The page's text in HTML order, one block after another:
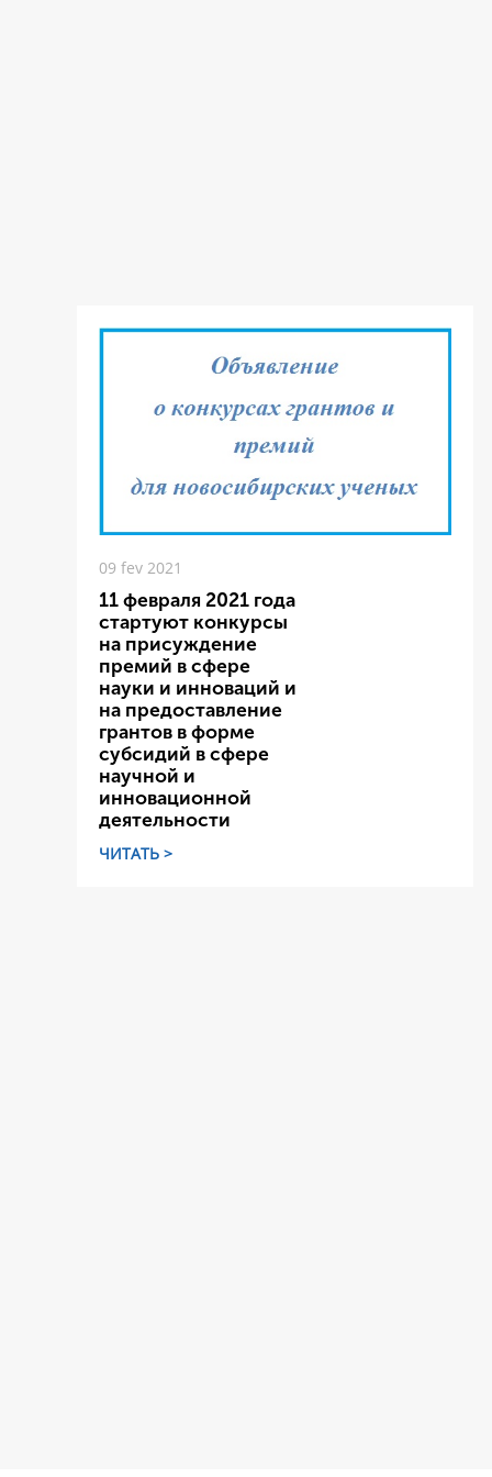
09 fev 2021
11 февраля 2021 года
стартуют конкурсы
на присуждение
премий в сфере
науки и инноваций и
на предоставление
грантов в форме
субсидий в сфере
научной и
инновационной
деятельности
ЧИТАТЬ >